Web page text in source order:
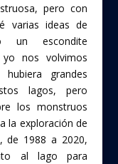
pero con
varias ideas de
un escondite
nos volvimos
grandes
lagos, pero
los monstruos
la exploración de
de 1988 a 2020,
al lago para